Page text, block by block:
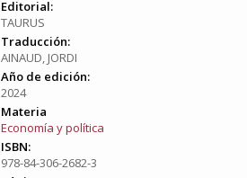
Editorial:
TAURUS
Traducción:
AINAUD, JORDI
Año de edición:
2024
Materia
Economía y política
ISBN:
978-84-306-2682-3